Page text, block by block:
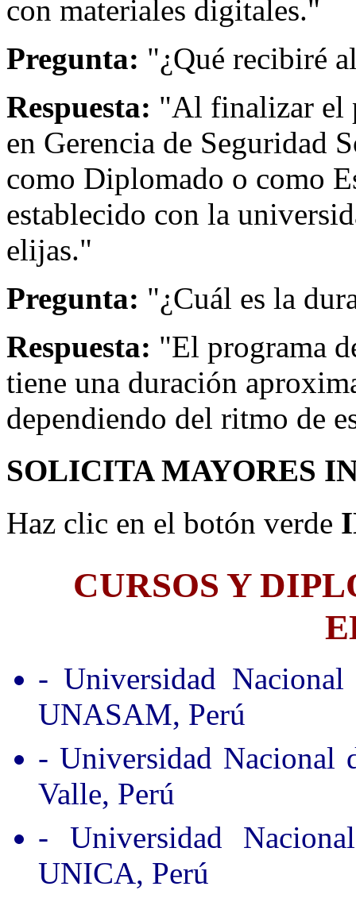
con materiales digitales."
Pregunta: "¿Qué recibiré
Respuesta: "Al finalizar el
en Gerencia de Seguridad
como Diplomado o como
establecido con la
elijas."
Pregunta: "¿Cuál es la
Respuesta: "El programa
tiene una duración
dependiendo del ritmo de
SOLICITA MAYORES
Haz clic en el botón verde
CURSOS Y
- Universidad
UNASAM, Perú
- Universidad Nacional
Valle, Perú
- Universidad
UNICA, Perú